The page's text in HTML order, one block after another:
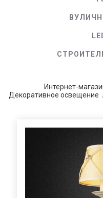
Интернет-
Декоративное освещение